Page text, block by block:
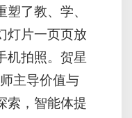
了教、学、
灯片一页页放
机拍照。贺星
主导价值与
索，智能体提